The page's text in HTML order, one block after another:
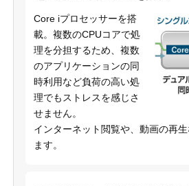
Core iプロセッサーを搭
載。複数のCPUコアで処
理を分担するため、複数
のアプリケーションの同
時利用など負荷の高い処
理でもストレスを感じさ
せません。
インターネット閲覧や、動画の再
ます。